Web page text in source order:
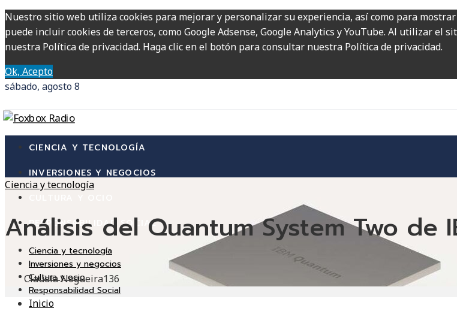
Nuestro sitio web utiliza cookies para mejorar y personalizar su experiencia, así como para
puede incluir cookies de terceros, como Google Adsense, Google Analytics y YouTube. Al utilizar el
nuestra Política de privacidad. Haga clic en el botón para consultar nuestra Política de privacidad.
Ok, Acepto
sábado, agosto 8
CIENCIA Y TECNOLOGÍA
INVERSIONES Y NEGOCIOS
RESPONSABILIDAD SOCIAL
Ciencia y tecnología
Inversiones y negocios
Cultura y ocio
Responsabilidad Social
Ciencia y tecnología
Análisis del Quantum System Two de
Claudia Nogueira136
Inicio